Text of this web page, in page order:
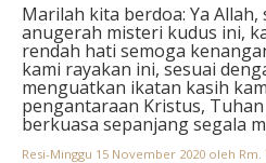
Marilah kita berdoa: Ya
anugerah misteri kudus ini,
rendah hati semoga
kami rayakan ini, sesuai
menguatkan ikatan kasih
pengantaraan Kristus,
berkuasa sepanjang segala
Resi-Minggu 15 November 2020 oleh